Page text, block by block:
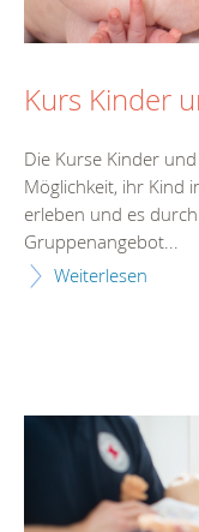
Kurs Kinder
Die Kurse Kinder
Möglichkeit, ihr Kind
erleben und es
Gruppenangebot...
Weiterlesen